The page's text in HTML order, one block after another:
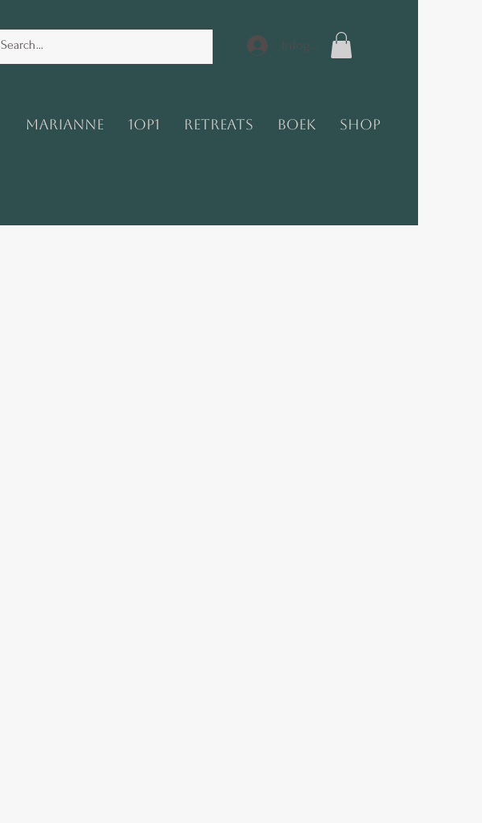
Inloggen
Marianne 1op1 Retreats Boek Shop